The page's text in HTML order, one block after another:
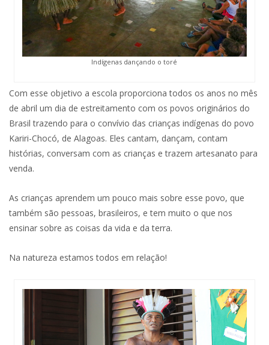
Indígenas dançando o toré
Com esse objetivo a escola proporciona todos os anos no mês
de abril um dia de estreitamento com os povos originários do
Brasil trazendo para o convívio das crianças indígenas do povo
Kariri-Chocó, de Alagoas. Eles cantam, dançam, contam
histórias, conversam com as crianças e trazem artesanato para
venda.
As crianças aprendem um pouco mais sobre esse povo, que
também são pessoas, brasileiros, e tem muito o que nos
ensinar sobre as coisas da vida e da terra.
Na natureza estamos todos em relação!